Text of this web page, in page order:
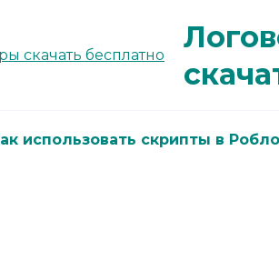
использовать скрипты в